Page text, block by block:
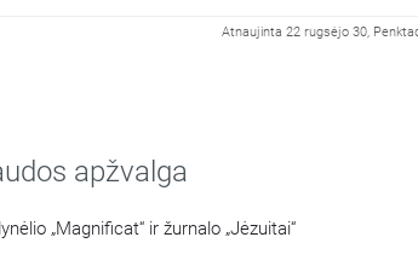
Atnaujinta 22 rugsėjo 30,
apžvalga
„Magnificat“ ir žurnalo „Jėzuitai“